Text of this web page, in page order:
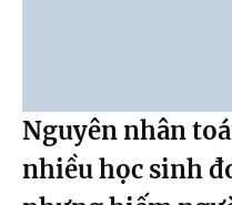
Nguyên nhân
nhiều học sinh